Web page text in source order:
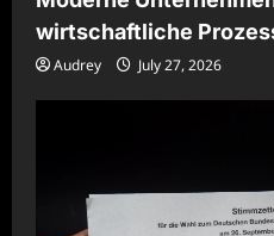
wirtschaftliche
Audrey July 27, 2026